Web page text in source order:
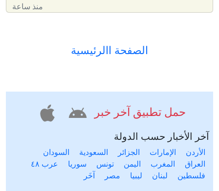
منذ ساعة
الصفحة االرئيسية
حمل تطبيق آخر خبر
آخر الأخبار حسب الدولة
الأردن الإمارات الجزائر السعودية
السودان
العراق
المغرب اليمن تونس سوريا
عرب ٤٨
فلسطين
لبنان ليبيا مصر آخَر